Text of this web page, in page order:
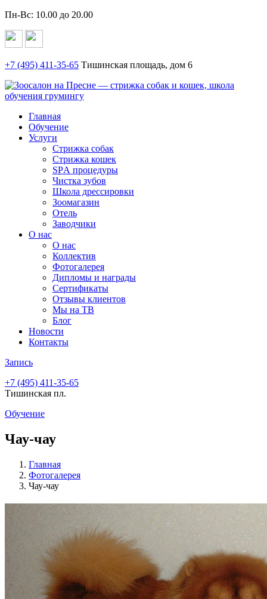
Пн-Вс: 10.00 до 20.00
+7 (495) 411-35-65 Тишинская площадь, дом 6
Главная
Обучение
Услуги
Стрижка собак
Стрижка кошек
SPА процедуры
Чистка зубов
Школа дрессировки
Зоомагазин
Отель
Заводчики
О нас
О нас
Коллектив
Фотогалерея
Дипломы и награды
Сертификаты
Отзывы клиентов
Мы на ТВ
Блог
Новости
Контакты
Запись
+7 (495) 411-35-65
Тишинская пл.
Обучение
Чау-чау
Главная
Фотогалерея
Чау-чау